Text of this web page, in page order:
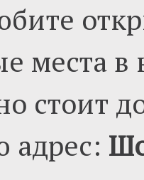
места
стоит
адрес: